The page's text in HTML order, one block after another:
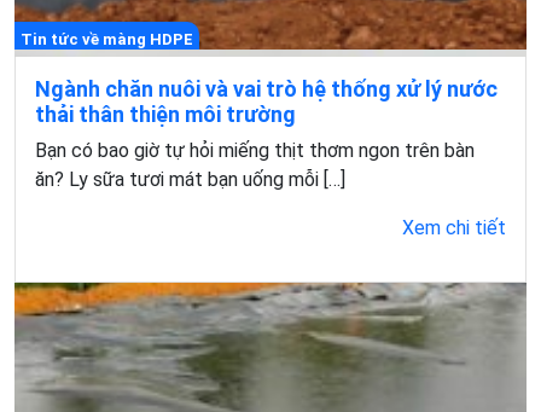
Tin tức về màng HDPE
Ngành chăn nuôi và vai trò hệ thống xử lý nước
thải thân thiện môi trường
Bạn có bao giờ tự hỏi miếng thịt thơm ngon trên bàn
ăn? Ly sữa tươi mát bạn uống mỗi […]
Xem chi tiết